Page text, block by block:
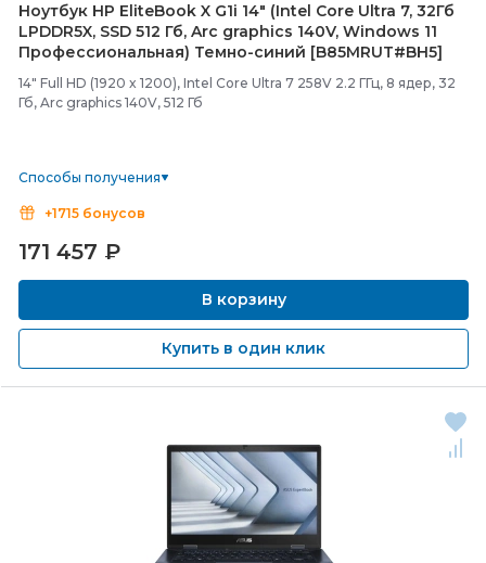
Ноутбук HP EliteBook X G1i 14" (Intel Core Ultra 7, 32Гб
LPDDR5X, SSD 512 Гб, Arc graphics 140V, Windows 11
Профессиональная) Темно-синий [B85MRUT#BH5]
14" Full HD (1920 x 1200), Intel Core Ultra 7 258V 2.2 ГГц, 8 ядер, 32
Гб, Arc graphics 140V, 512 Гб
Способы получения
+1715 бонусов
171 457 ₽
В корзину
Купить в один клик